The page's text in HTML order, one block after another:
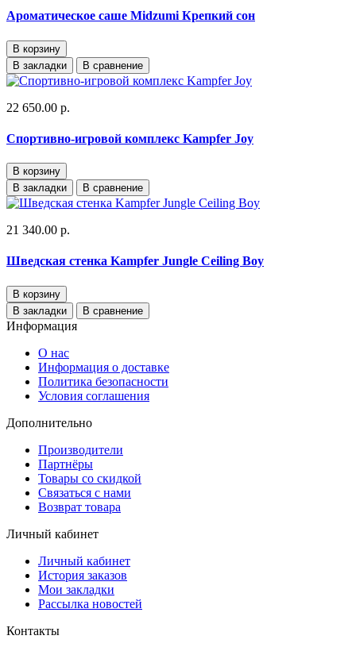
Ароматическое саше Midzumi Крепкий сон
В корзину
В закладки
В сравнение
22 650.00 р.
Спортивно-игровой комплекс Kampfer Joy
В корзину
В закладки
В сравнение
21 340.00 р.
Шведская стенка Kampfer Jungle Ceiling Boy
В корзину
В закладки
В сравнение
Информация
О нас
Информация о доставке
Политика безопасности
Условия соглашения
Дополнительно
Производители
Партнёры
Товары со скидкой
Связаться с нами
Возврат товара
Личный кабинет
Личный кабинет
История заказов
Мои закладки
Рассылка новостей
Контакты